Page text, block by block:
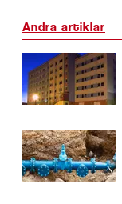
Andra artiklar